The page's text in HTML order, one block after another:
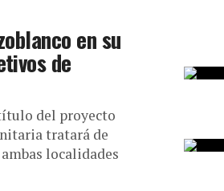
en su
de
título del proyecto
tratará de
localidades